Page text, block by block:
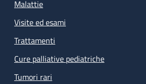
Malattie
Visite ed esami
Trattamenti
Cure palliative pediatriche
Tumori rari